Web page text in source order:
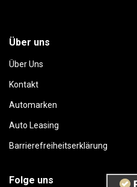
Über uns
Über Uns
Kontakt
Automarken
Auto Leasing
Barrierefreiheitserklärung
Folge uns